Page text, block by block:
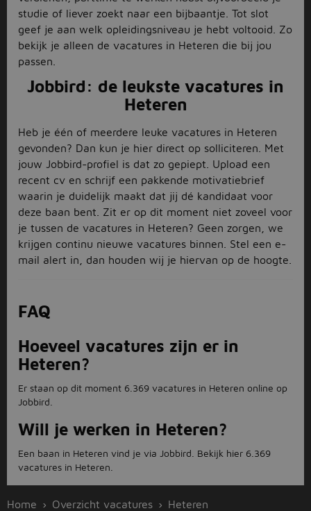
studie of liever zoekt naar een bijbaantje. Tot slot
geef je aan welk opleidingsniveau je hebt voltooid. Zo
bekijk je alleen de vacatures in Heteren die bij jou
passen.
Jobbird: de leukste vacatures in
Heteren
Heb je één of meerdere leuke vacatures in Heteren
gevonden? Dan kun je hier direct op solliciteren. Met
jouw Jobbird-profiel is dat zo gepiept. Upload een
recent cv en schrijf een pakkende motivatiebrief
waarin je duidelijk maakt dat jij dé kandidaat voor
deze baan bent. Zit er op dit moment niet zoveel voor
je tussen de vacatures in Heteren? Geen zorgen, we
krijgen continu nieuwe vacatures binnen. Stel een e-
mail alert in, dan houden wij je hiervan op de hoogte.
FAQ
Hoeveel vacatures zijn er in
Heteren?
Er staan op dit moment 6.369 vacatures in Heteren online op
Jobbird.
Will je werken in Heteren?
Een baan in Heteren vind je via Jobbird. Bekijk hier 6.369
vacatures in Heteren.
Home Overzicht vacatures Heteren